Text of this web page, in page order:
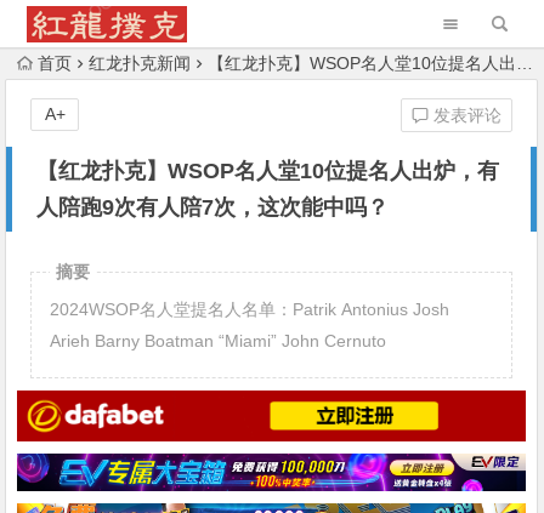
首页 红龙扑克新闻 【红龙扑克】WSOP名人堂10位提名人出炉，有人陪跑9次有人陪7次，这次能中吗？
【红龙扑克】WSOP名人堂10位提名人出炉，有
人陪跑9次有人陪7次，这次能中吗？
发表评论
A+
摘要
2024WSOP名人堂提名人名单：Patrik Antonius Josh
Arieh Barny Boatman “Miami” John Cernuto